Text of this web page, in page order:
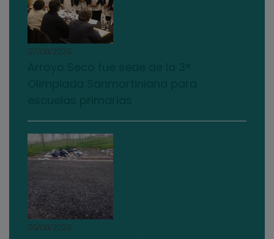
07/08/2026
05/08/2026